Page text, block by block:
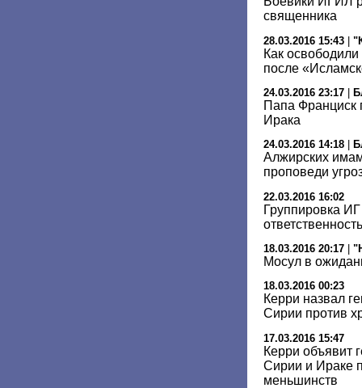
священника
28.03.2016 15:43 |
Как
после
24.03.2016 23:17
Папа Франциск
Ирака
24.03.2016 14:18
Алжирских
проповеди
22.03.2016 16:02
Группировка
18.03.2016 20:17
Мосул в
18.03.2016 00:23
Керри назвал
Сирии против
17.03.2016 15:47
Керри объявит
Сирии и Ираке
меньшинств